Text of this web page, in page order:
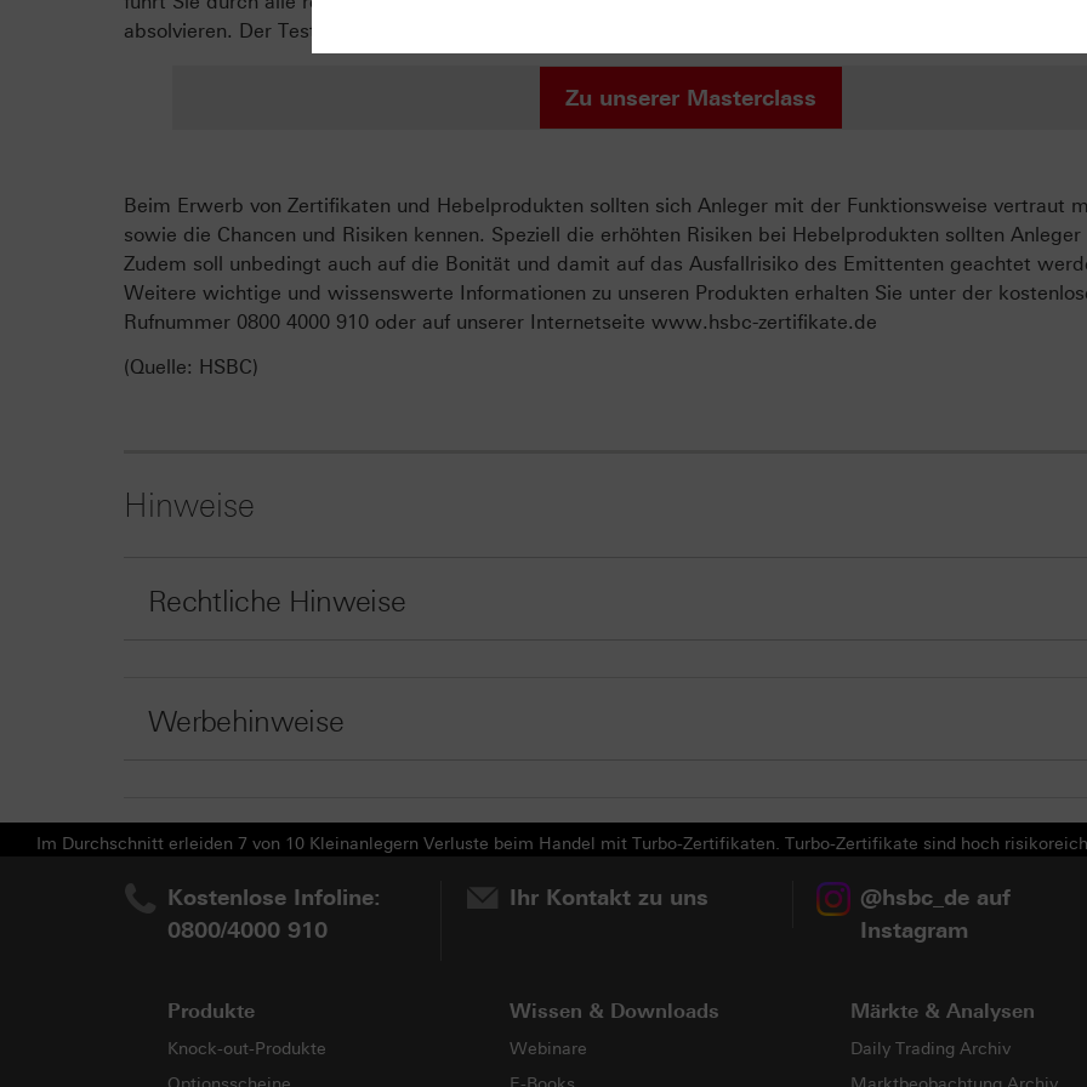
absolvieren. Der Test gilt als bestanden, wenn Sie mindestens sechs Fragen richtig beantwortet haben.
Zu unserer Masterclass
Beim Erwerb von Zertifikaten und Hebelprodukten sollten sich Anleger mit der Funktionsweise vertraut
sowie die Chancen und Risiken kennen. Speziell die erhöhten Risiken bei Hebelprodukten sollten Anleger
Zudem soll unbedingt auch auf die Bonität und damit auf das Ausfallrisiko des Emittenten geachtet
Weitere wichtige und wissenswerte Informationen zu unseren Produkten erhalten Sie unter der
Rufnummer 0800 4000 910 oder auf unserer Internetseite www.hsbc-zertifikate.de
(Quelle: HSBC)
Hinweise
Rechtliche Hinweise
Werbehinweise
Im Durchschnitt erleiden 7 von 10 Kleinanlegern Verluste beim Handel mit Turbo-Zertifikaten. Turbo-Zertifikate sind hoch
Kostenlose Infoline:
0800/4000 910
Ihr Kontakt zu uns
@hsbc_de auf
Instagram
Produkte
Knock-out-Produkte
Wissen & Downloads
Webinare
Märkte & Analysen
Daily Trading Archiv